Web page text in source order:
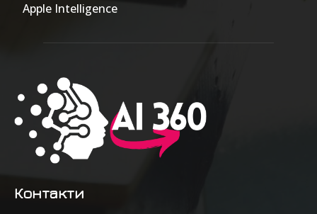
Apple Intelligence
Контакти